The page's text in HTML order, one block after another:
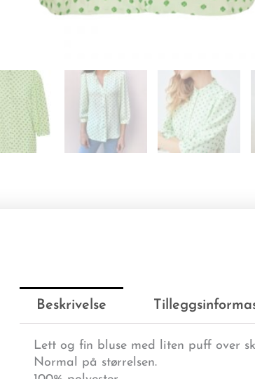
Beskrivelse
Lett og fin bluse med liten puff over
Normal på størrelsen.